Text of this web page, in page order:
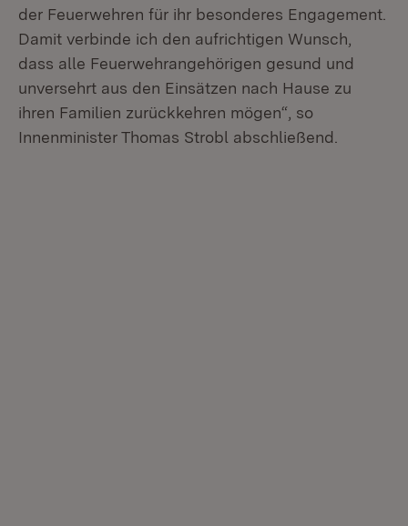
der Feuerwehren für ihr besonderes Engagement.
Damit verbinde ich den aufrichtigen Wunsch,
dass alle Feuerwehrangehörigen gesund und
unversehrt aus den Einsätzen nach Hause zu
ihren Familien zurückkehren mögen“, so
Innenminister Thomas Strobl abschließend.